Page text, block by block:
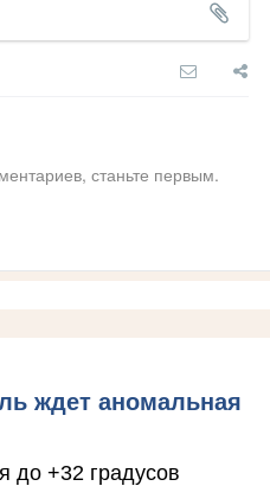
станьте первым.
ждет аномальная
до +32 градусов